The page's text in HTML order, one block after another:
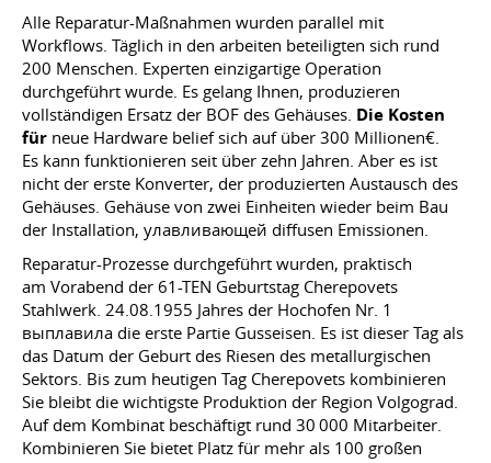
Alle Reparatur-Maßnahmen wurden parallel mit
Workflows. Täglich in den arbeiten beteiligten sich rund
200 Menschen. Experten einzigartige Operation
durchgeführt wurde. Es gelang Ihnen, produzieren
vollständigen Ersatz der BOF des Gehäuses. Die Kosten
für neue Hardware belief sich auf über 300 Millionen€.
Es kann funktionieren seit über zehn Jahren. Aber es ist
nicht der erste Konverter, der produzierten Austausch des
Gehäuses. Gehäuse von zwei Einheiten wieder beim Bau
der Installation, улавливающей diffusen Emissionen.
Reparatur-Prozesse durchgeführt wurden, praktisch
am Vorabend der 61-TEN Geburtstag Cherepovets
Stahlwerk. 24.08.1955 Jahres der Hochofen Nr. 1
выплавила die erste Partie Gusseisen. Es ist dieser Tag als
das Datum der Geburt des Riesen des metallurgischen
Sektors. Bis zum heutigen Tag Cherepovets kombinieren
Sie bleibt die wichtigste Produktion der Region Volgograd.
Auf dem Kombinat beschäftigt rund 30 000 Mitarbeiter.
Kombinieren Sie bietet Platz für mehr als 100 großen